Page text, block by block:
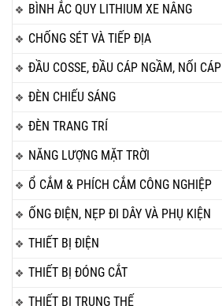
BÌNH ẮC QUY LITHIUM XE NÂNG
CHỐNG SÉT VÀ TIẾP ĐỊA
ĐẦU COSSE, ĐẦU CÁP NGẦM, NỐI CÁP
ĐÈN CHIẾU SÁNG
ĐÈN TRANG TRÍ
NĂNG LƯỢNG MẶT TRỜI
Ổ CẮM & PHÍCH CẮM CÔNG NGHIỆP
ỐNG ĐIỆN, NẸP ĐI DÂY VÀ PHỤ KIỆN
THIẾT BỊ ĐIỆN
THIẾT BỊ ĐÓNG CẮT
THIẾT BỊ TRUNG THẾ